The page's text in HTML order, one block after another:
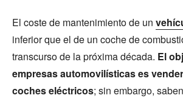
El coste de mantenimiento de un
inferior que el de un coche de
transcurso de la próxima década. El
empresas automovilísticas es
coches eléctricos; sin embargo,